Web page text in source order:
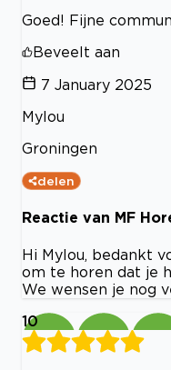
Goed! Fijne
Beveelt aan
7 January 2025
Mylou
Groningen
delen
Reactie van MF
Hi Mylou, bedankt
om te horen dat je
We wensen je nog
10